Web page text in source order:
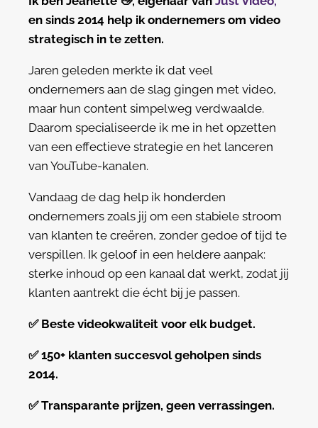
en sinds 2014 help ik ondernemers om video
strategisch in te zetten.
Jaren geleden merkte ik dat veel
ondernemers aan de slag gingen met video,
maar hun content simpelweg verdwaalde.
Daarom specialiseerde ik me in het opzetten
van een effectieve strategie en het lanceren
van YouTube-kanalen.
Vandaag de dag help ik honderden
ondernemers zoals jij om een stabiele stroom
van klanten te creëren, zonder gedoe of tijd te
verspillen. Ik geloof in een heldere aanpak:
sterke inhoud op een kanaal dat werkt, zodat jij
klanten aantrekt die écht bij je passen.
✅ Beste videokwaliteit voor elk budget.
✅150+ klanten succesvol geholpen sinds
2014.
✅Transparante prijzen, geen verrassingen.